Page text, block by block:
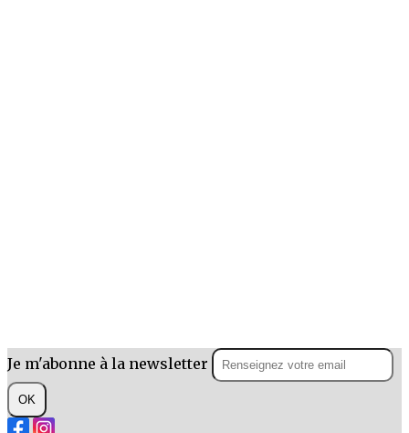
Je m'abonne à la newsletter
OK